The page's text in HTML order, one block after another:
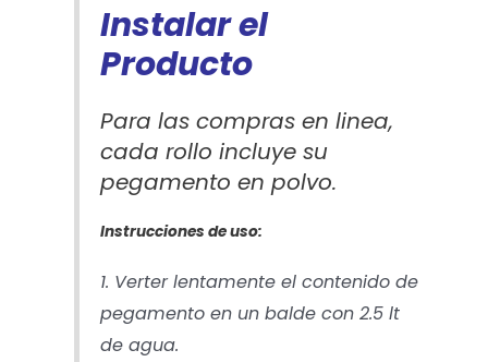
Instalar el
Producto
Para las compras en linea,
cada rollo incluye su
pegamento en polvo.
Instrucciones de uso:
1. Verter lentamente el contenido de
pegamento en un balde con 2.5 lt
de agua.